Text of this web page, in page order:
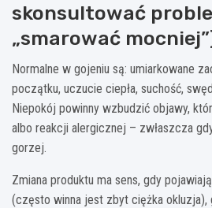
skonsultować
„smarować
Normalne w gojeniu są: umiarkowane
początku, uczucie ciepła, suchość,
Niepokój powinny wzbudzić objawy,
albo reakcji alergicznej – zwłaszcza
gorzej.
Zmiana produktu ma sens, gdy
(często winna jest zbyt ciężka okluzja),